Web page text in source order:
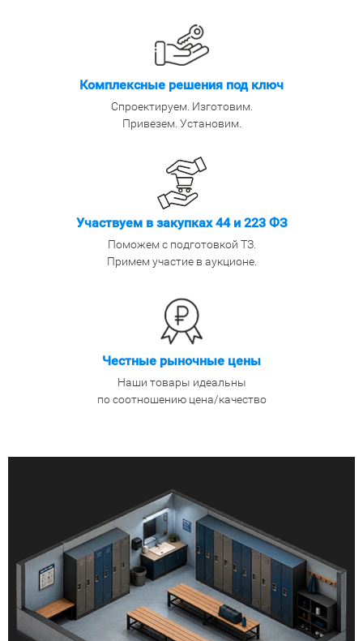
Комплексные решения под ключ
Спроектируем. Изготовим.
Привезем. Установим.
Участвуем в закупках 44 и 223 ФЗ
Поможем с подготовкой ТЗ.
Примем участие в аукционе.
Честные рыночные цены
Наши товары идеальны
по соотношению цена/качество